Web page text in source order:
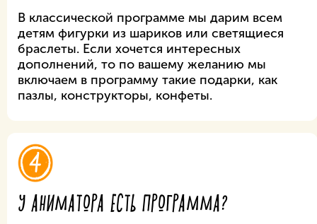
В классической программе мы дарим всем
детям фигурки из шариков или светящиеся
браслеты. Если хочется интересных
дополнений, то по вашему желанию мы
включаем в программу такие подарки, как
пазлы, конструкторы, конфеты.
4
У АНИМАТОРА ЕСТЬ ПРОГРАММА?